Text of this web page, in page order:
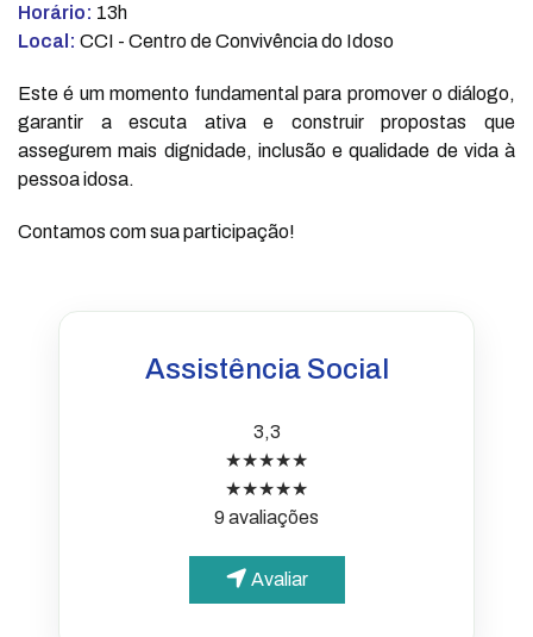
Horário: 13h
Local: CCI - Centro de Convivência do Idoso
Este é um momento fundamental para promover o diálogo,
garantir a escuta ativa e construir propostas que
assegurem mais dignidade, inclusão e qualidade de vida à
pessoa idosa.
Contamos com sua participação!
Assistência Social
3,3
★★★★★
★★★★★
9 avaliações
Avaliar